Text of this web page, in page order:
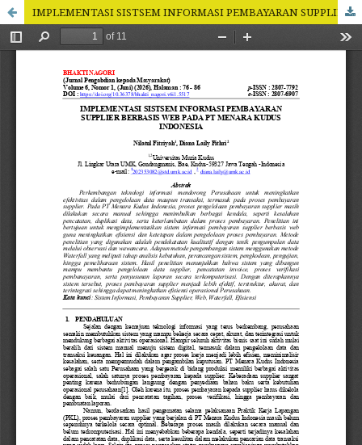
IMPLEMENTASI SISTSEM INFORMASI PEMBAYARAN SUPPLIER BERBASIS WEB PADA PT MENARA KUDUS INDONESIA